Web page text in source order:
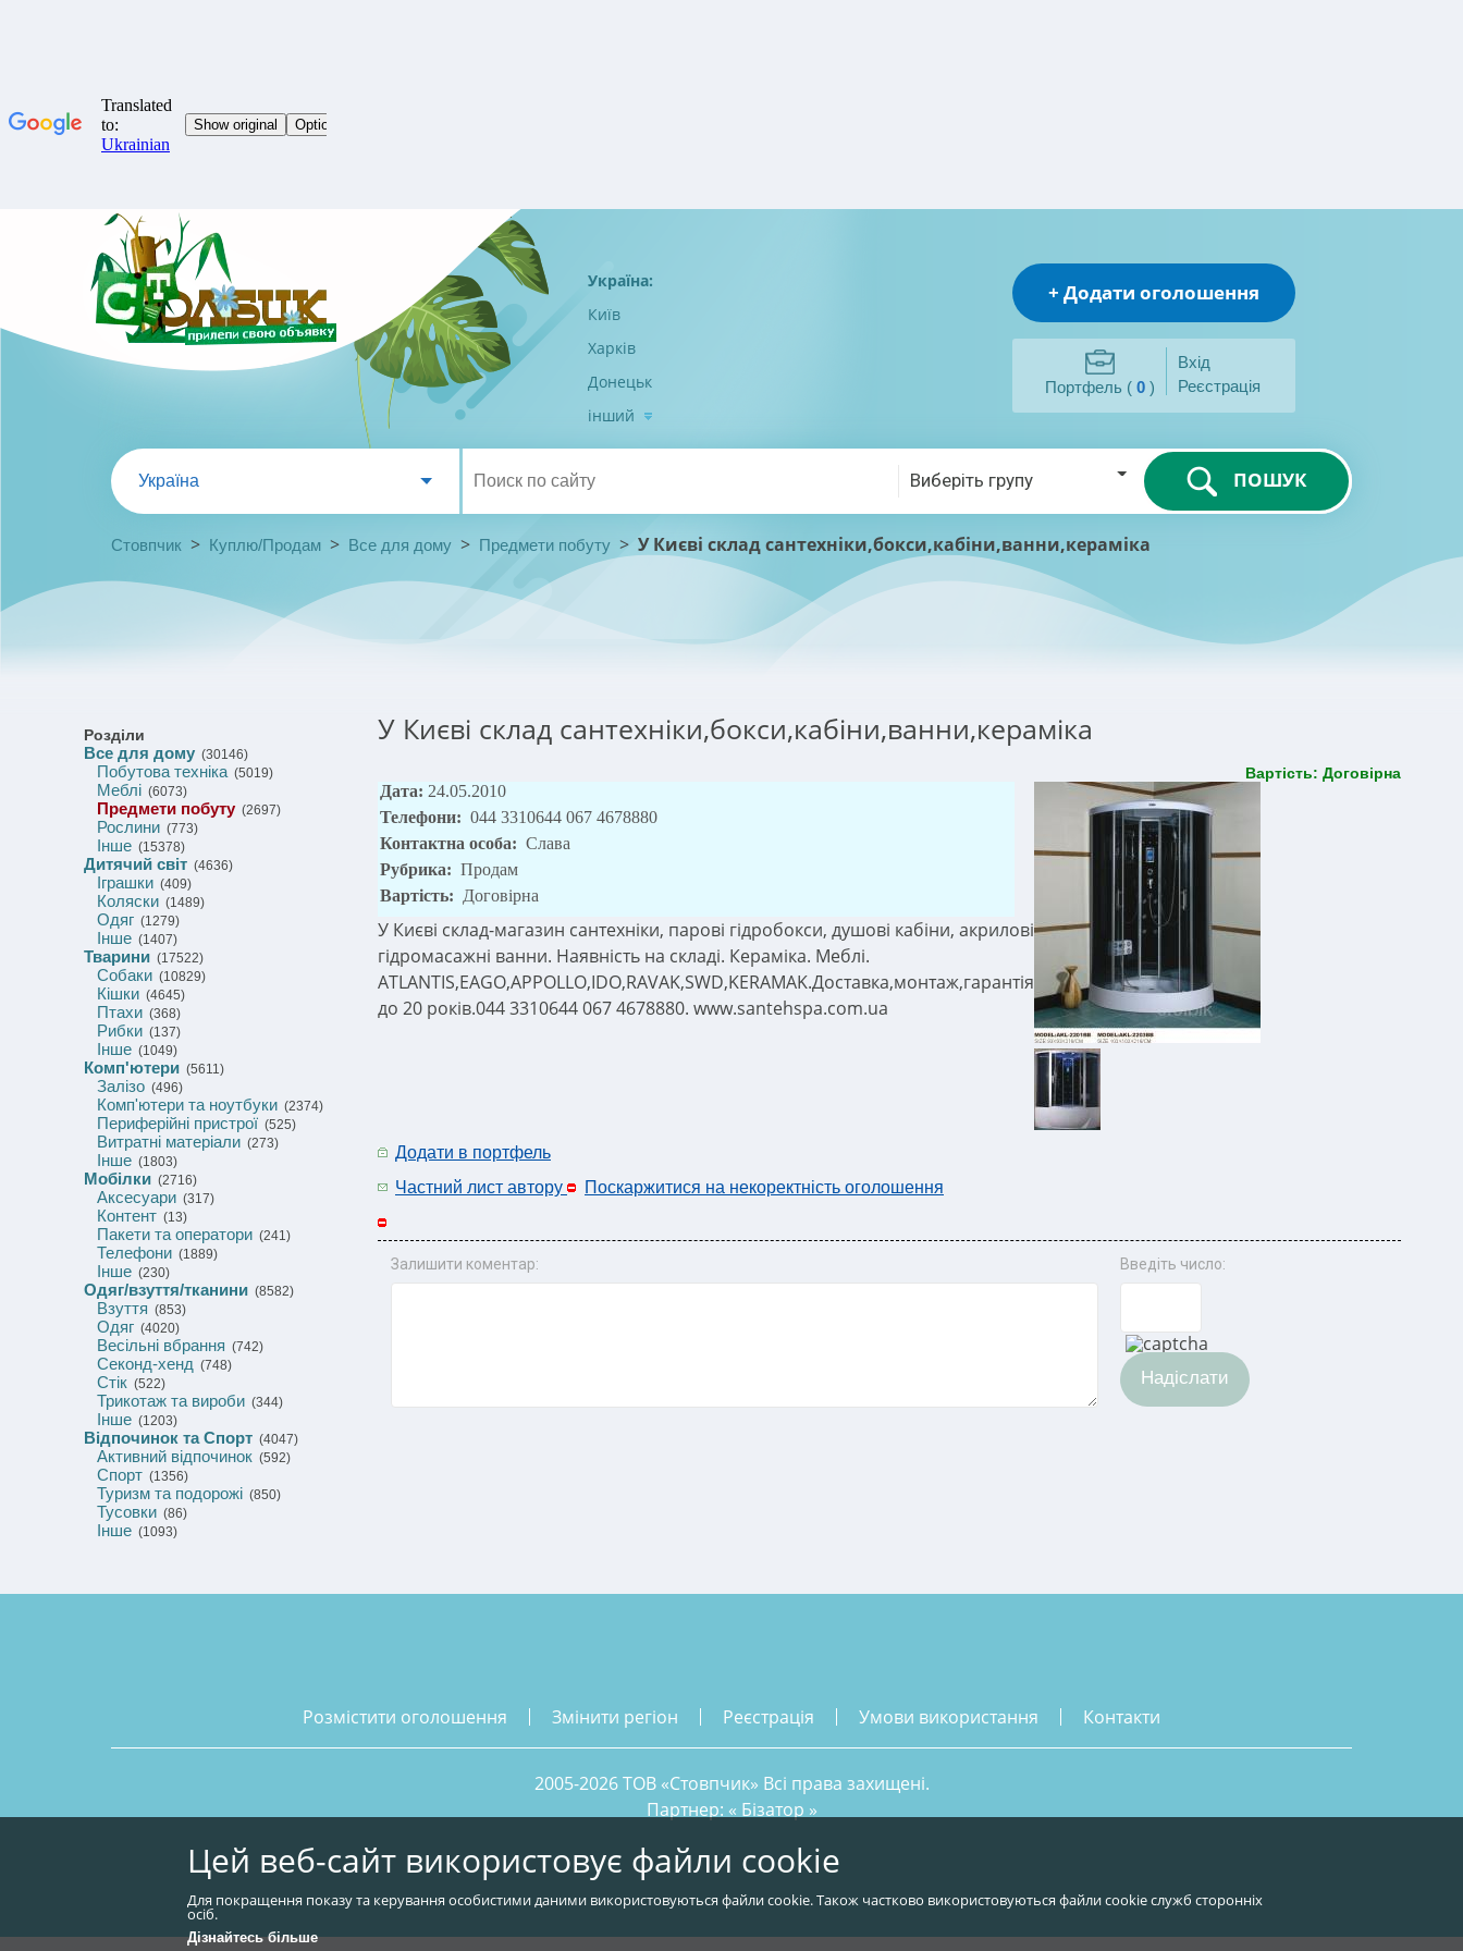
Україна:
Київ
Харків
Донецьк
інший
+ Додати оголошення
Портфель ( 0 )
Вхід
Реєстрація
Україна Виберіть групу ПОШУК
Стовпчик > Куплю/Продам > Все для дому > Предмети побуту > У Києві склад сантехніки,бокси,кабіни,ванни,кераміка
Розділи
Все для дому (30146)
Побутова техніка(5019)
Меблі (6073)
Предмети побуту (2697)
Рослини (773)
Інше (15378)
Дитячий світ (4636)
Іграшки (409)
Коляски (1489)
Одяг (1279)
Інше (1407)
Тварини (17522)
Собаки (10829)
Кішки (4645)
Птахи (368)
Рибки (137)
Інше (1049)
Комп'ютери (5611)
Залізо (496)
Комп'ютери та ноутбуки (2374)
Периферійні пристрої (525)
Витратні матеріали (273)
Інше (1803)
Мобілки (2716)
Аксесуари (317)
Контент (13)
Пакети та оператори (241)
Телефони (1889)
Інше (230)
Одяг/взуття/тканини (8582)
Взуття (853)
Одяг (4020)
Весільні вбрання (742)
Секонд-хенд (748)
Стік (522)
Трикотаж та вироби (344)
Інше (1203)
Відпочинок та Спорт (4047)
Активний відпочинок (592)
Спорт (1356)
Туризм та подорожі (850)
Тусовки (86)
Інше (1093)
У Києві склад сантехніки,бокси,кабіни,ванни,кераміка
Вартість: Договірна
Дата: 24.05.2010
Телефони: 044 3310644 067 4678880
Контактна особа: Слава
Рубрика: Продам
Вартість: Договірна
У Києві склад-магазин сантехніки, парові гідробокси, душові кабіни, акрилові
гідромасажні ванни. Наявність на складі. Кераміка. Меблі.
ATLANTIS,EAGO,APPOLLO,IDO,RAVAK,SWD,KERAMAK.Доставка,монтаж,гарантія
до 20 років.044 3310644 067 4678880. www.santehspa.com.ua
Додати в портфель
Частний лист автору
Поскаржитися на некоректність оголошення
Залишити коментар: Введіть число:
Надіслати
розмістити оголошення змінити регіон реєстрація умови використання контакти
2005-2026 ТОВ «Стовпчик» Всі права захищені.
Партнер: « Бізатор »
Цей веб-сайт використовує файли cookie
Для покращення показу та керування особистими даними використовуються файли cookie. Також частково використовуються файли cookie служб сторонніх
осіб.
Дізнайтесь більше